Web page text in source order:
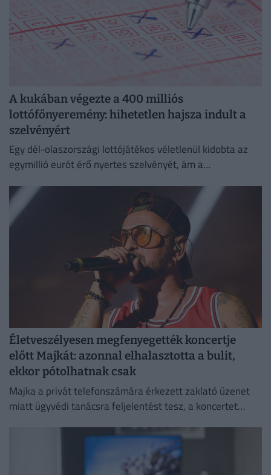
A kukában végezte a 400 milliós
lottófőnyeremény: hihetetlen hajsza indult a
szelvényért
Egy dél-olaszországi lottójátékos véletlenül kidobta az
egymillió eurót érő nyertes szelvényét, ám a
hulladékhegyben.
Életveszélyesen megfenyegették koncertje
előtt Majkát: azonnal elhalasztotta a bulit,
ekkor pótolhatnak csak
Majka a privát telefonszámára érkezett zaklató üzenet
miatt ügyvédi tanácsra feljelentést tesz, a koncertet